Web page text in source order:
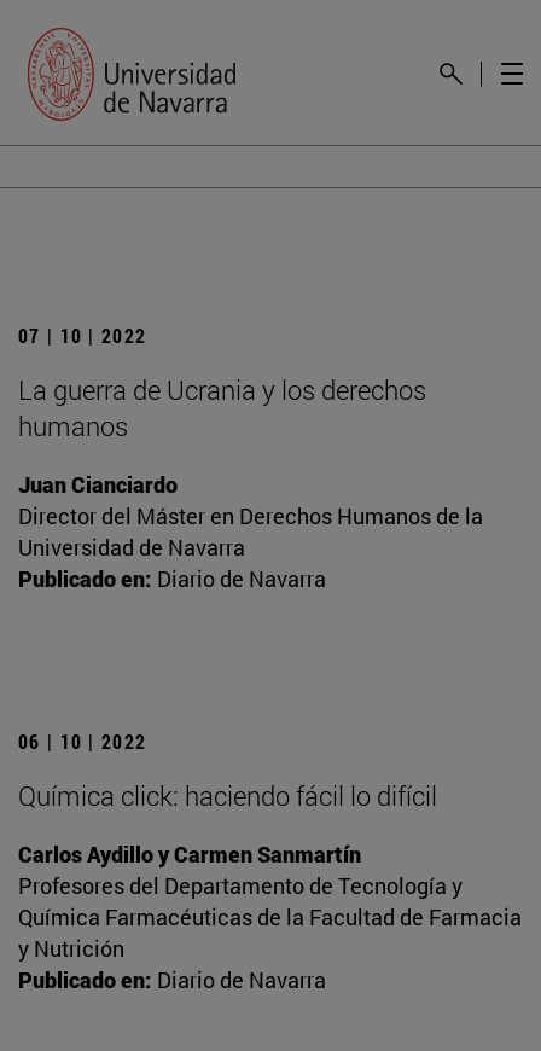
07 | 10 | 2022
La guerra de Ucrania y los derechos
humanos
Juan Cianciardo
Director del Máster en Derechos Humanos de la
Universidad de Navarra
Publicado en: Diario de Navarra
06 | 10 | 2022
Química click: haciendo fácil lo difícil
Carlos Aydillo y Carmen Sanmartín
Profesores del Departamento de Tecnología y
Química Farmacéuticas de la Facultad de Farmacia
y Nutrición
Publicado en: Diario de Navarra